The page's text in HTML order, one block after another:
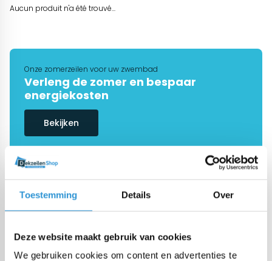
Toestemming Details Over
Deze website maakt gebruik van cookies
We gebruiken cookies om content en advertenties te
Aucun produit n'a été trouvé...
Onze zomerzeilen voor uw zwembad
Verleng de zomer en bespaar
energiekosten
Bekijken
De #1 in dekzeilen
Onze specialisten helpen je graag
verder
Demandez conseil